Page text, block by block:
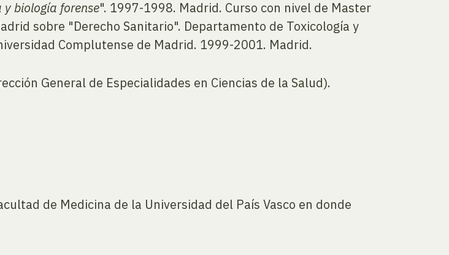
biología forense". 1997-1998. Madrid. Curso con nivel de Master
sobre "Derecho Sanitario". Departamento de Toxicología y
Complutense de Madrid. 1999-2001. Madrid.
General de Especialidades en Ciencias de la Salud).
de Medicina de la Universidad del País Vasco en donde